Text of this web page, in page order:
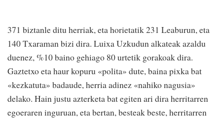
371 biztanle ditu herriak, eta horietatik 231 Leaburun, eta
140 Txaraman bizi dira. Luixa Uzkudun alkateak azaldu
duenez, %10 baino gehiago 80 urtetik gorakoak dira.
Gaztetxo eta haur kopuru «polita» dute, baina pixka bat
«kezkatuta» badaude, herria adinez «nahiko nagusia»
delako. Hain justu azterketa bat egiten ari dira herritarren
egoeraren inguruan, eta bertan, besteak beste, herritarren